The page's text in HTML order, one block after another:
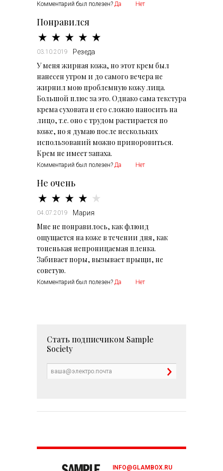
Комментарий был полезен? Да Нет
Понравился
03.10.2019 Резеда
У меня жирная кожа, но этот крем был
нанесен утром и до самого вечера не
жирнил мою проблемную кожу лица.
Большой плюс за это. Однако сама текстура
крема суховата и его сложно наносить на
лицо, т.е. оно с трудом растирается по
коже, но я думаю после нескольких
использований можно приноровиться.
Крем не имеет запаха.
Комментарий был полезен? Да Нет
Не очень
04.07.2019 Мария
Мне не понравилось, как флюид
ощущается на коже в течении дня, как
тоненькая непроницаемая пленка.
Забивает поры, вызывает прыщи, не
Комментарий был полезен? Да Нет
Стать подписчиком Sample
Society
INFO@GLAMBOX.RU